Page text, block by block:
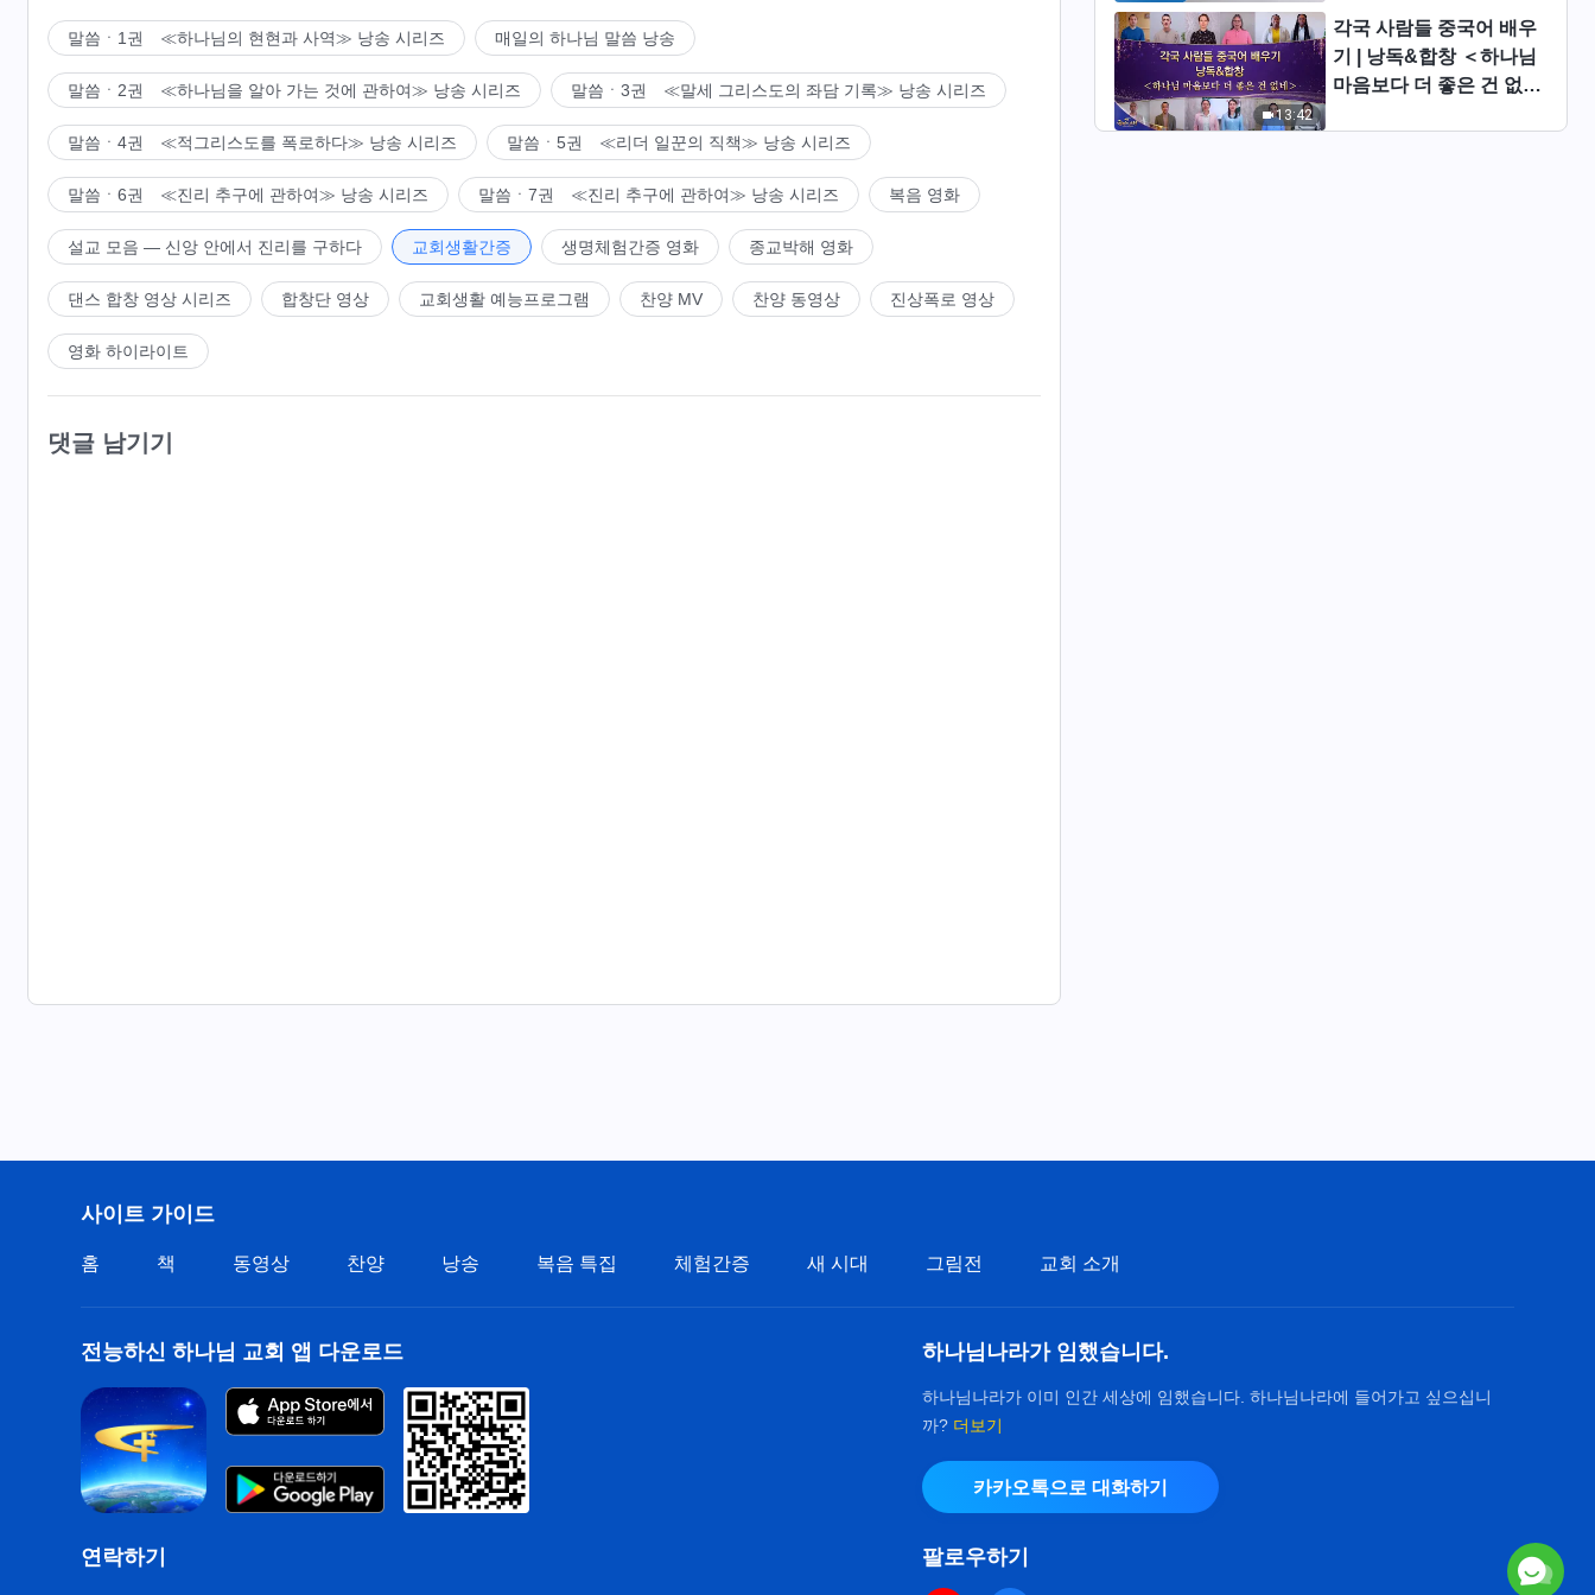
24:44
그리스도인의 체험 간증 ＜교체
된 후＞(자막판)
말씀ㆍ1권 ≪하나님의 현현과 사역≫ 낭송 시리즈 매일의 하나님 말씀 낭송
말씀ㆍ2권 ≪하나님을 알아 가는 것에 관하여≫ 낭송 시리즈 말씀ㆍ3권 ≪말세 그리스도의 좌담 기록≫ 낭송 시리즈
말씀ㆍ4권 ≪적그리스도를 폭로하다≫ 낭송 시리즈 말씀ㆍ5권 ≪리더 일꾼의 직책≫ 낭송 시리즈
말씀ㆍ6권 ≪진리 추구에 관하여≫ 낭송 시리즈 말씀ㆍ7권 ≪진리 추구에 관하여≫ 낭송 시리즈 복음 영화
설교 모음 ― 신앙 안에서 진리를 구하다 교회생활간증 생명체험간증 영화 종교박해 영화
댄스 합창 영상 시리즈 합창단 영상 교회생활 예능프로그램 찬양 MV 찬양 동영상 진상폭로 영상
영화 하이라이트
댓글 남기기
13:42
각국 사람들 중국어 배우
기 | 낭독&합창 ＜하나님
마음보다 더 좋은 건 없네
사이트 가이드
홈 책 동영상 찬양 낭송 복음 특집 체험간증 새 시대 그림전 교회 소개
전능하신 하나님 교회 앱 다운로드
연락하기
하나님나라가 임했습니다.
하나님나라가 이미 인간 세상에 임했습니다. 하나님나라에 들어가고 싶으십니
까? 더보기
카카오톡으로 대화하기
팔로우하기